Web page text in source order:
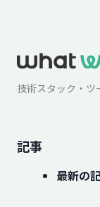
技術スタック・ツ
記事
最新の